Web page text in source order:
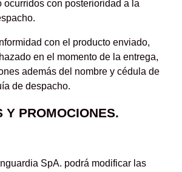
ocurridos con posterioridad a la
con el producto enviado,
en el momento de la entrega,
además del nombre y cédula de
de despacho.
Y PROMOCIONES.
SpA. podrá modificar las